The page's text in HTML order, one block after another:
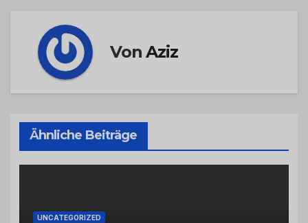
VonAziz
Ähnliche Beiträge
UNCATEGORIZED